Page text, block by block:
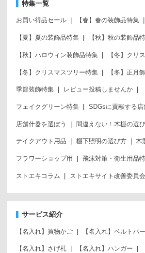
特集一覧
お買い得品セール 【春】春の装飾品特集
【夏】夏の装飾品特集 【秋】秋の装飾品
【秋】ハロウィン装飾品特集 【冬】クリ
【冬】クリスマスツリー特集 【冬】正月
季節装飾特集 レビュー投稿しませんか
フェイクグリーン特集 SDGsに貢献する店
店舗什器を選ぼう 間違えない！木棚の選
テイクアウト用品 棚下照明の選び方 木
フラワーショップ用 飛沫対策・衛生用品
ストエキコラム ストエキサイト改善委員会
サービス紹介
【名入れ】買物かご 【名入れ】ベルトパ
【名入れ】さげ札 【名入れ】ハンガー